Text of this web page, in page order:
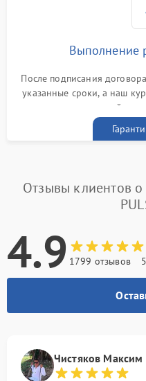
Выполнение
После подписания
указанные сроки, а наш
гарантийным
Отзывы клиентов
4.9 1799 отзывов
Чистяков Максим